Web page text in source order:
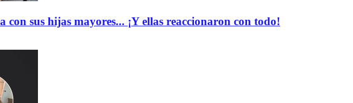
sus hijas mayores... ¡Y ellas reaccionaron con todo!